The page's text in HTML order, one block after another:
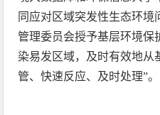
同应对区域突发性生态环
管理委员会授予基层环境
染易发区域，及时有效地从
管、快速反应、及时处理”。